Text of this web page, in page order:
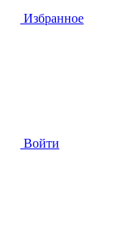
Избранное
Войти